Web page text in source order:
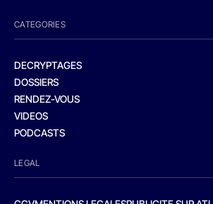
CATEGORIES
DECRYPTAGES
DOSSIERS
RENDEZ-VOUS
VIDEOS
PODCASTS
LEGAL